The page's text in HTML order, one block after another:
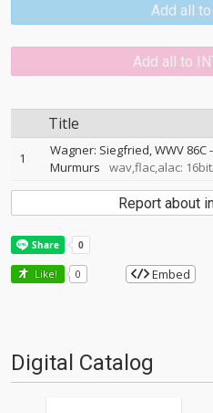
Add all
Add all to
Title
1
Wagner: Siegfried, WWV 86C
Murmurs
wav,flac,alac:
Report about
Like! 0 Embed
Digital Catalog